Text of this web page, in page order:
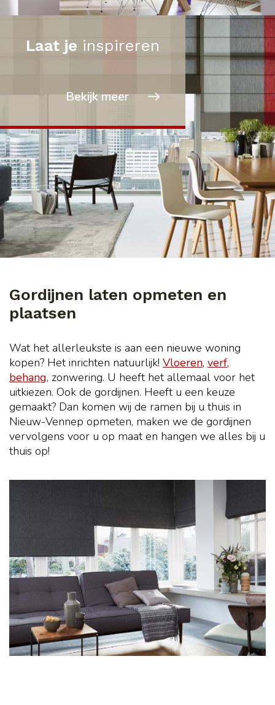
Laat je inspireren
Bekijk meer
Gordijnen laten opmeten en
plaatsen
Wat het allerleukste is aan een nieuwe woning
kopen? Het inrichten natuurlijk! Vloeren, verf,
behang, zonwering. U heeft het allemaal voor het
uitkiezen. Ook de gordijnen. Heeft u een keuze
gemaakt? Dan komen wij de ramen bij u thuis in
Nieuw-Vennep opmeten, maken we de gordijnen
vervolgens voor u op maat en hangen we alles bij u
thuis op!